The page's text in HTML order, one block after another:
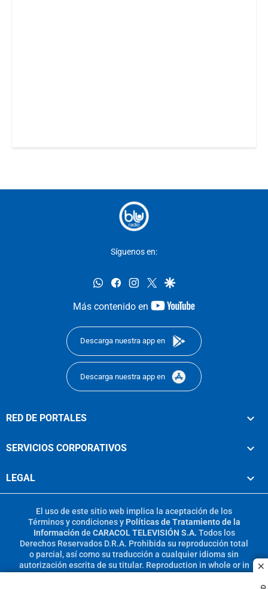
Síguenos en:
whatsappfacebookinstagram
twittergoogle
Más contenido en
youtube-
Descarga nuestra app en
Descarga nuestra app en
RED DE PORTALES
SERVICIOS CORPORATIVOS
LEGAL
El uso de este sitio web implica la aceptación de los
Términos y condicionesy Políticas de Tratamiento de la
Información de CARACOL TELEVISIÓN S.A. Todos los
Derechos Reservados D.R.A. Prohibida su reproducción total
o parcial, así como su traducción a cualquier idioma sin
autorización escrita de su titular. Reproduction in whole or in